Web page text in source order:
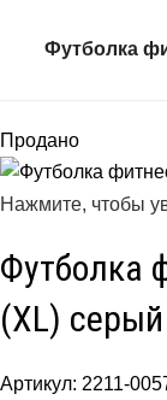
Футболка
Продано
Нажмите, чтобы
Футболка
(XL) серый
Артикул: 2211-